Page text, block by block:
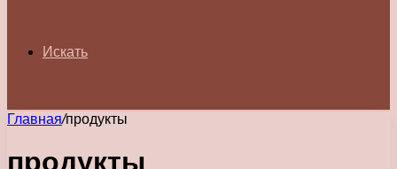
Искать
Главная/продукты
продукты